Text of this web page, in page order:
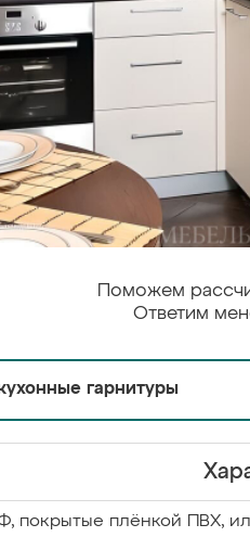
Поможем
Ответим
гарнитуры
покрытые плёнкой ПВХ,